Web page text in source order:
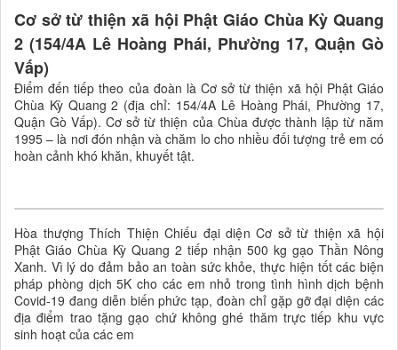
Cơ sở từ thiện xã hội Phật Giáo Chùa Kỳ Quang
2 (154/4A Lê Hoàng Phái, Phường 17, Quận Gò
Vấp)
Điểm đến tiếp theo của đoàn là Cơ sở từ thiện xã hội Phật Giáo
Chùa Kỳ Quang 2 (địa chỉ: 154/4A Lê Hoàng Phái, Phường 17,
Quận Gò Vấp). Cơ sở từ thiện của Chùa được thành lập từ năm
1995 – là nơi đón nhận và chăm lo cho nhiều đối tượng trẻ em có
hoàn cảnh khó khăn, khuyết tật.
Hòa thượng Thích Thiện Chiếu đại diện Cơ sở từ thiện xã hội
Phật Giáo Chùa Kỳ Quang 2 tiếp nhận 500 kg gạo Thần Nông
Xanh. Vì lý do đảm bảo an toàn sức khỏe, thực hiện tốt các biện
pháp phòng dịch 5K cho các em nhỏ trong tình hình dịch bệnh
Covid-19 đang diễn biến phức tạp, đoàn chỉ gặp gỡ đại diện các
địa điểm trao tặng gạo chứ không ghé thăm trực tiếp khu vực
sinh hoạt của các em